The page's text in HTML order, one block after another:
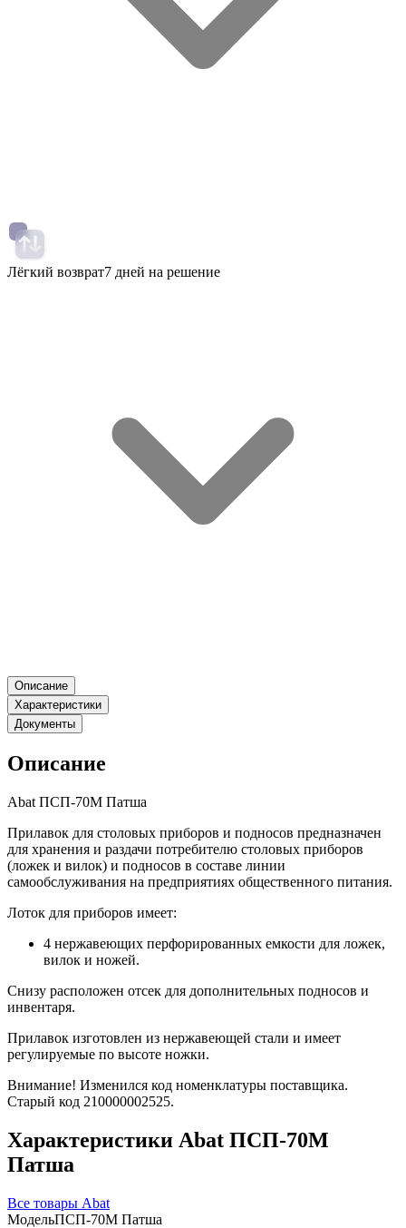
Лёгкий возврат7 дней на решение
Описание
Характеристики
Документы
Описание
Abat ПСП-70М Патша
Прилавок для столовых приборов и подносов предназначен
для хранения и раздачи потребителю столовых приборов
(ложек и вилок) и подносов в составе линии
самообслуживания на предприятиях общественного питания.
Лоток для приборов имеет:
4 нержавеющих перфорированных емкости для ложек,
вилок и ножей.
Снизу расположен отсек для дополнительных подносов и
инвентаря.
Прилавок изготовлен из нержавеющей стали и имеет
регулируемые по высоте ножки.
Внимание! Изменился код номенклатуры поставщика.
Старый код 210000002525.
Характеристики Abat ПСП-70М
Патша
Все товары Abat
МодельПСП-70М Патша